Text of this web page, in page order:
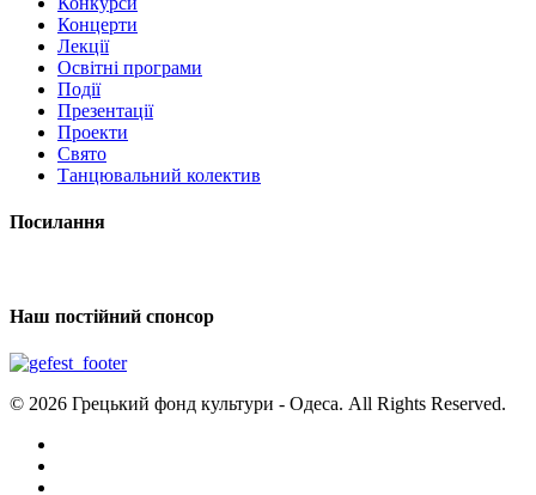
Концерти
Лекції
Освітні програми
Події
Презентації
Проекти
Свято
Танцювальний колектив
Посилання
Наш постійний спонсор
© 2026 Грецький фонд культури - Одеса. All Rights Reserved.